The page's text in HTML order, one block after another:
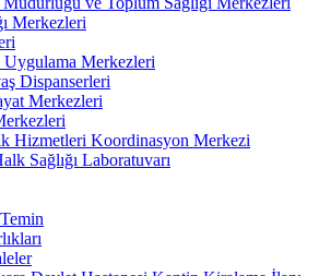
Merkezleri
Uygulama Merkezleri
Dispanserleri
Merkezleri
Hizmetleri Koordinasyon Merkezi
Sağlığı Laboratuvarı